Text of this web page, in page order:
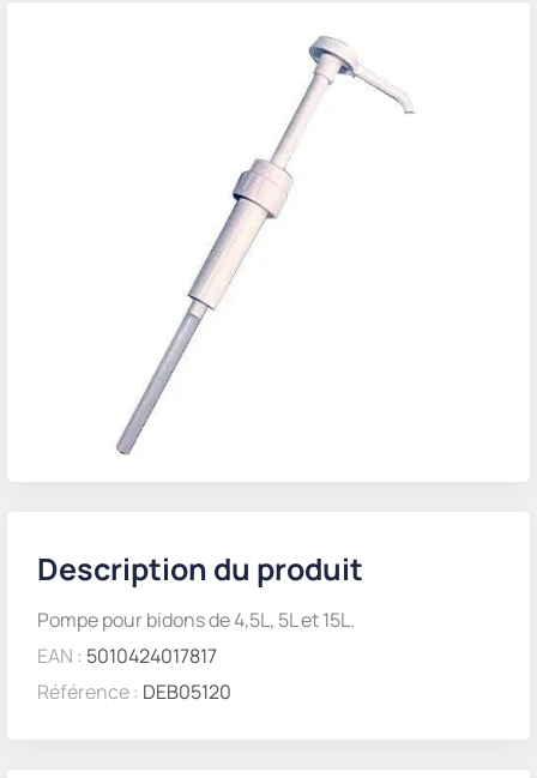
Description du produit
Pompe pour bidons de 4,5L, 5L et 15L.
EAN : 5010424017817
Référence : DEB05120